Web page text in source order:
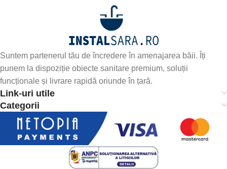
Suntem partenerul tău de încredere în amenajarea băii. Îți
punem la dispoziție obiecte sanitare premium, soluții
funcționale și livrare rapidă oriunde în țară.
Link-uri utile
Categorii